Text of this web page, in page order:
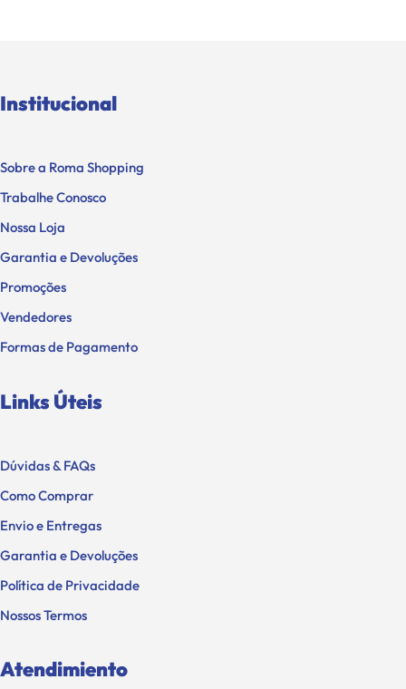
Institucional
Sobre a Roma Shopping
Trabalhe Conosco
Nossa Loja
Garantia e Devoluções
Promoções
Vendedores
Formas de Pagamento
Links Úteis
Dúvidas & FAQs
Como Comprar
Envio e Entregas
Garantia e Devoluções
Política de Privacidade
Nossos Termos
Atendimiento